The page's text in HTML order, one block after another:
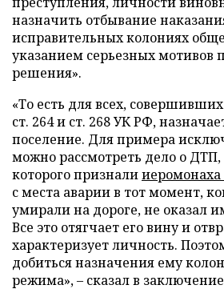
назначить отбывание
исправительных колониях
указанием серьезных мотивов
решения».
«То есть для всех,
ст. 264 и ст. 268 УК РФ,
поселение. Для примера
можно рассмотреть дело о
которого признали
с места аварии в тот момент,
умирали на дороге, не оказал
Все это отягчает его вину и
характеризует личность.
добиться назначения ему
режима», – сказал в